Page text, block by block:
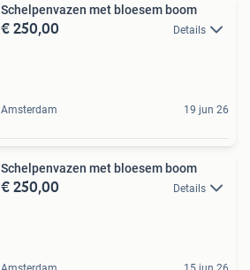
Schelpenvazen met bloesem boom
€ 250,00 Details
Amsterdam 19 jun 26
Schelpenvazen met bloesem boom
€ 250,00 Details